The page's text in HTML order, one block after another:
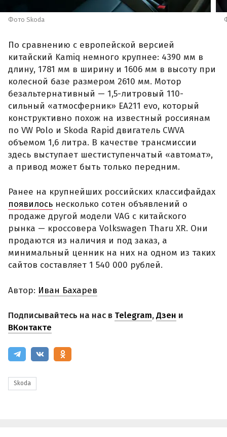
Фото Skoda
По сравнению с европейской версией
китайский Kamiq немного крупнее: 4390 мм в
длину, 1781 мм в ширину и 1606 мм в высоту при
колесной базе размером 2610 мм. Мотор
безальтернативный — 1,5-литровый 110-
сильный «атмосферник» ЕА211 evo, который
конструктивно похож на известный россиянам
по VW Polo и Skoda Rapid двигатель CWVA
объемом 1,6 литра. В качестве трансмиссии
здесь выступает шестиступенчатый «автомат»,
а привод может быть только передним.
Ранее на крупнейших российских классифайдах
появилось несколько сотен объявлений о
продаже другой модели VAG с китайского
рынка — кроссовера Volkswagen Tharu XR. Они
продаются из наличия и под заказ, а
минимальный ценник на них на одном из таких
сайтов составляет 1 540 000 рублей.
Автор: Иван Бахарев
Подписывайтесь на нас в Telegram,Дзен и
ВКонтакте
Skoda